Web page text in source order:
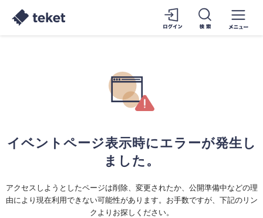
イベントページ表示時にエラーが発生し
ました。
アクセスしようとしたページは削除、変更されたか、公開準備中などの理
由により現在利用できない可能性があります。お手数ですが、下記のリン
クよりお探しください。